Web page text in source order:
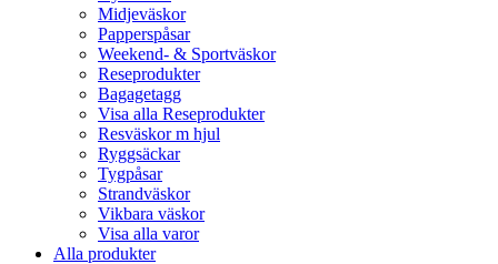
Midjeväskor
Papperspåsar
Weekend- & Sportväskor
Reseprodukter
Bagagetagg
Visa alla Reseprodukter
Resväskor m hjul
Ryggsäckar
Tygpåsar
Strandväskor
Vikbara väskor
Visa alla varor
Alla produkter